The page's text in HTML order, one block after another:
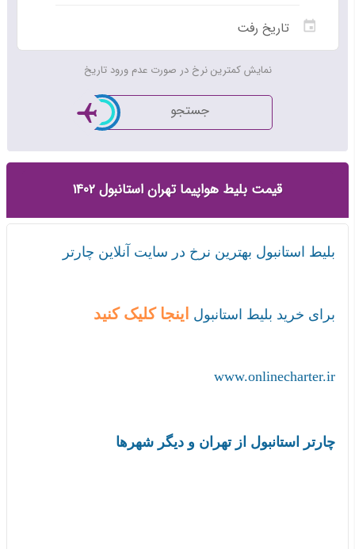
نمایش کمترین نرخ در صورت عدم ورود تاریخ
جستجو
قیمت بلیط هواپیما تهران استانبول 1402
بلیط استانبول بهترین نرخ در سایت آنلاین چارتر
برای خرید بلیط استانبول اینجا کلیک کنید
www.onlinecharter.ir
چارتر استانبول از تهران و دیگر شهرها